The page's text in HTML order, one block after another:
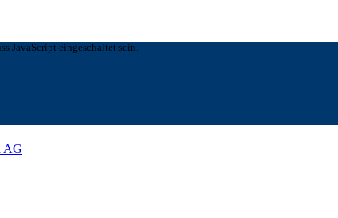
JavaScript eingeschaltet sein.